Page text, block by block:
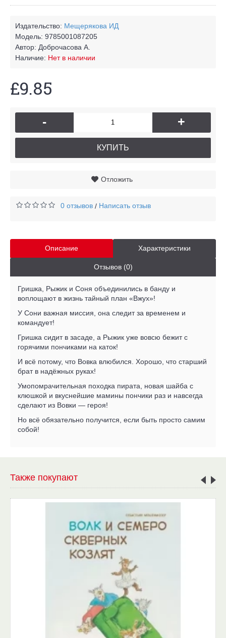
Издательство: Мещерякова ИД
Модель: 9785001087205
Автор: Доброчасова А.
Наличие: Нет в наличии
£9.85
- +
КУПИТЬ
Отложить
0 отзывов / Написать отзыв
Описание Характеристики
Отзывов (0)
Гришка, Рыжик и Соня объединились в банду и
воплощают в жизнь тайный план «Вжух»!
У Сони важная миссия, она следит за временем и
командует!
Гришка сидит в засаде, а Рыжик уже вовсю бежит с
горячими пончиками на каток!
И всё потому, что Вовка влюбился. Хорошо, что старший
брат в надёжных руках!
Умопомрачительная походка пирата, новая шайба с
клюшкой и вкуснейшие мамины пончики раз и навсегда
сделают из Вовки — героя!
Но всё обязательно получится, если быть просто самим
собой!
Также покупают